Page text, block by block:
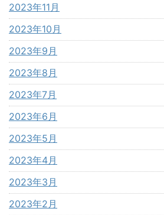
2023年11月
2023年10月
2023年9月
2023年8月
2023年7月
2023年6月
2023年5月
2023年4月
2023年3月
2023年2月